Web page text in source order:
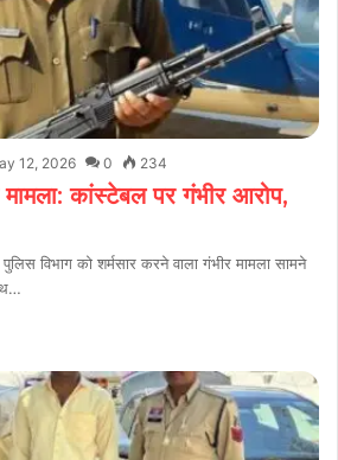
12, 2026 0 234
मामला: कांस्टेबल पर गंभीर आरोप,
विभाग को शर्मसार करने वाला गंभीर मामला सामने